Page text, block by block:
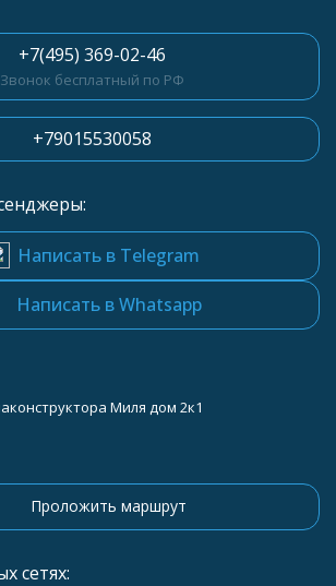
+7(495) 369-02-46
Звонок бесплатный по РФ
+79015530058
Написать в Telegram
Написать в Whatsapp
Миля дом 2к1
Проложить маршрут
сетях: